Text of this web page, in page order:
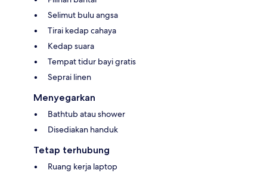
Selimut bulu angsa
Tirai kedap cahaya
Kedap suara
Tempat tidur bayi gratis
Seprai linen
Menyegarkan
Bathtub atau shower
Disediakan handuk
Tetap terhubung
Ruang kerja laptop